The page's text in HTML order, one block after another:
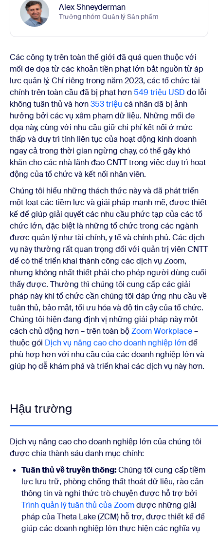
Alex Shneyderman
Trưởng nhóm Quản lý Sản phẩm
Các công ty trên toàn thế giới đã quá quen thuộc với
mối đe dọa từ các khoản tiền phạt lớn bắt nguồn từ áp
lực quản lý. Chỉ riêng trong năm 2023, các tổ chức tài
chính trên toàn cầu đã bị phạt hơn549 triệu USD do lỗi
không tuân thủ và hơn353 triệu cá nhân đã bị ảnh
hưởng bởi các vụ xâm phạm dữ liệu. Những mối đe
dọa này, cùng với nhu cầu giữ chi phí kết nối ở mức
thấp và duy trì tính liên tục của hoạt động kinh doanh
ngay cả trong thời gian ngừng chạy, có thể gây khó
khăn cho các nhà lãnh đạo CNTT trong việc duy trì hoạt
động của tổ chức và kết nối nhân viên.
Chúng tôi hiểu những thách thức này và đã phát triển
một loạt các tiềm lực và giải pháp mạnh mẽ, được thiết
kế để giúp giải quyết các nhu cầu phức tạp của các tổ
chức lớn, đặc biệt là những tổ chức trong các ngành
được quản lý như tài chính, y tế và chính phủ. Các dịch
vụ này thường rất quan trọng đối với quản trị viên CNTT
để có thể triển khai thành công các dịch vụ Zoom,
nhưng không nhất thiết phải cho phép người dùng cuối
thấy được. Thường thì chúng tôi cung cấp các giải
pháp này khi tổ chức cần chúng tôi đáp ứng nhu cầu về
tuân thủ, bảo mật, tối ưu hóa và độ tin cậy của tổ chức.
Chúng tôi hiện đang định vị những giải pháp này một
cáchchủ động hơn – trên toàn bộZoom Workplace–
thuộc gói Dịch vụ nâng cao cho doanh nghiệp lớnđể
phù hợp hơn với nhu cầu của các doanh nghiệp lớn và
giúp họ dễ khám phá và triển khai các dịch vụ này hơn.
Hậu trường
Dịch vụ nâng cao cho doanh nghiệp lớn của chúng tôi
được chia thành sáu danh mục chính:
Tuân thủ về truyền thông:Chúng tôi cung cấptiềm
lực lưu trữ, phòng chống thất thoát dữ liệu, rào cản
thông tin và nghi thức trò chuyện được hỗ trợ bởi
Trình quản lý tuân thủ của Zoomđược những giải
pháp của Theta Lake (ZCM) hỗ trợ, được thiết kế để
giúp các doanh nghiệp lớn thực hiệncác nghĩa vụ